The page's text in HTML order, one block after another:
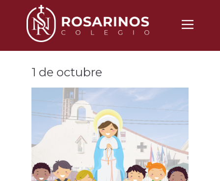
Nosotros
Vida Cotidiana
Inscripciones
Contacto
1 de octubre